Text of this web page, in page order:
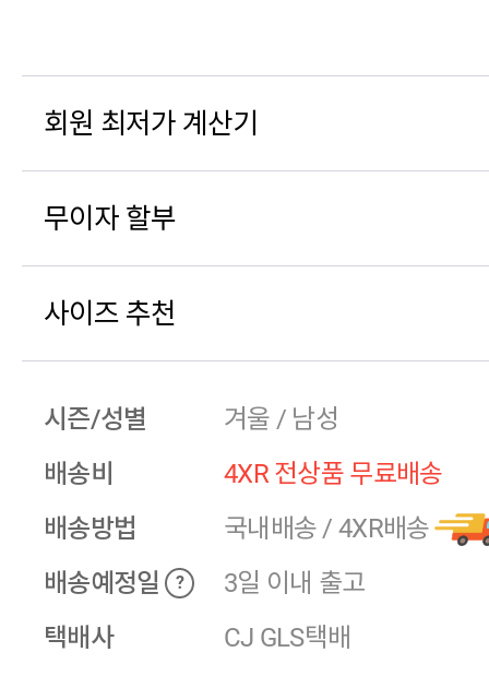
회원 최저가 계산기
무이자 할부
사이즈 추천
시즌/성별
겨울 / 남성
배송비
4XR 전상품 무료배송
배송방법
국내배송 / 4XR배송
배송예정일
?
3일 이내 출고
택배사
CJ GLS택배